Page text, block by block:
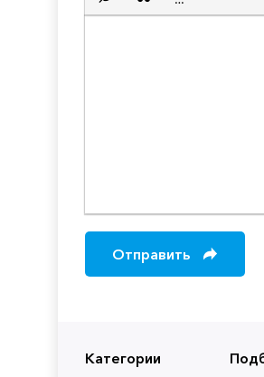
Категории
Вставка скрытого
ВставкаВставка
Отправить